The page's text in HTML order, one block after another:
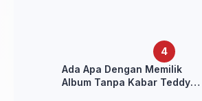
Ada Apa Dengan Memilik
Album Tanpa Kabar Teddy